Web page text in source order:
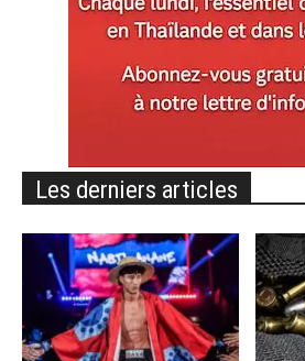
Les derniers articles